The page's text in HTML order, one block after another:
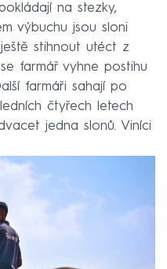
na stezky,
výbuchu jsou sloni
stihnout utéct z
farmář vyhne postihu
farmáři sahají po
čtyřech letech
jedna slonů. Viníci